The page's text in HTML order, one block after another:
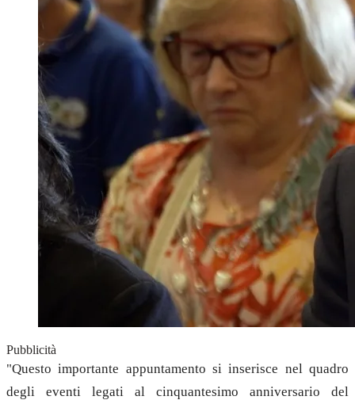
Pubblicità
"Questo importante appuntamento si inserisce nel quadro
degli eventi legati al cinquantesimo anniversario del